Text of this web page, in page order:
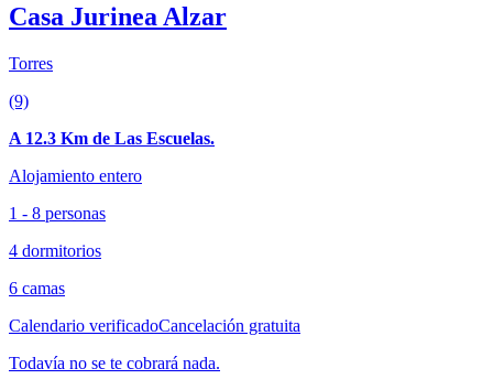
Casa Jurinea Alzar
Torres
(9)
A 12.3 Km de Las Escuelas.
Alojamiento entero
1 - 8 personas
4 dormitorios
6 camas
Calendario verificadoCancelación gratuita
Todavía no se te cobrará nada.